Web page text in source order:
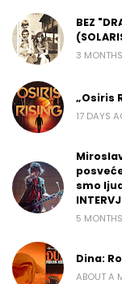
BEZ
3
„Osiris
17 DAYS
smo
5
Dina:
ABOUT A